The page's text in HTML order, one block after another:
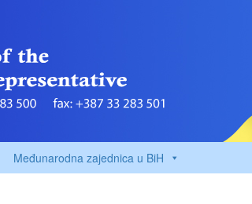
Međunarodna zajednica u BiH